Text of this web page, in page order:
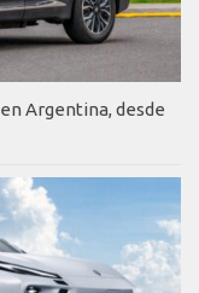
Argentina, desde